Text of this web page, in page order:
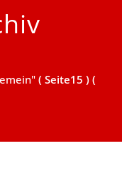
( Seite15 ) (